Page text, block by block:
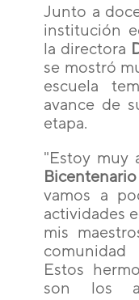
Junto a
institución
la directora
se mostró
escuela
avance de
etapa.
"Estoy muy
Bicentenario
vamos a
actividades
mis
Estos
son los